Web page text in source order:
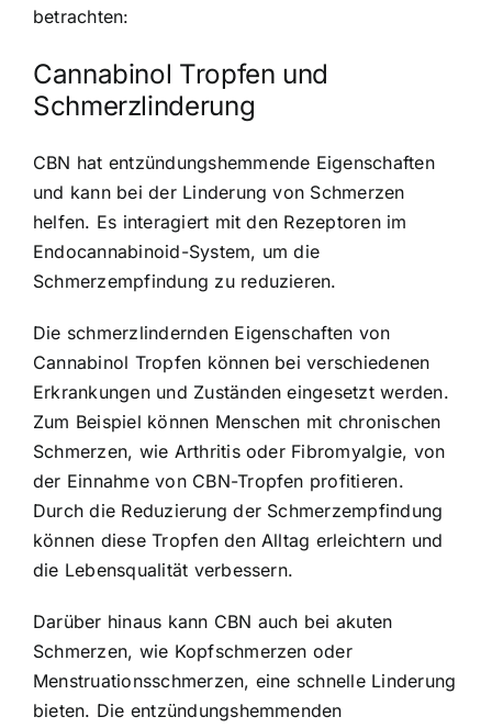
betrachten:
Cannabinol Tropfen und
Schmerzlinderung
CBN hat entzündungshemmende Eigenschaften
und kann bei der Linderung von Schmerzen
helfen. Es interagiert mit den Rezeptoren im
Endocannabinoid-System, um die
Schmerzempfindung zu reduzieren.
Die schmerzlindernden Eigenschaften von
Cannabinol Tropfen können bei verschiedenen
Erkrankungen und Zuständen eingesetzt werden.
Zum Beispiel können Menschen mit chronischen
Schmerzen, wie Arthritis oder Fibromyalgie, von
der Einnahme von CBN-Tropfen profitieren.
Durch die Reduzierung der Schmerzempfindung
können diese Tropfen den Alltag erleichtern und
die Lebensqualität verbessern.
Darüber hinaus kann CBN auch bei akuten
Schmerzen, wie Kopfschmerzen oder
Menstruationsschmerzen, eine schnelle Linderung
bieten. Die entzündungshemmenden